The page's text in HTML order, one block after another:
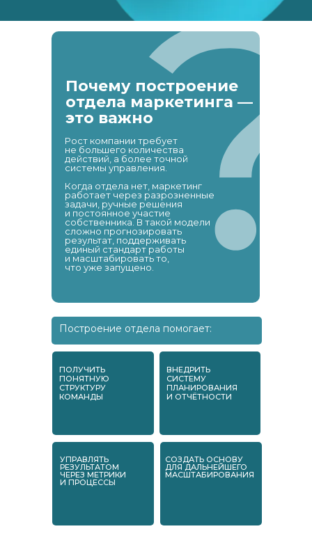
Почему построение
отдела маркетинга —
это важно
Рост компании требует
не большего количества
действий, а более точной
системы управления.
Когда отдела нет, маркетинг
работает через разрозненные
задачи, ручные решения
и постоянное участие
собственника. В такой модели
сложно прогнозировать
результат, поддерживать
единый стандарт работы
и масштабировать то,
что уже запущено.
ПОЛУЧИТЬ
ПОНЯТНУЮ
СТРУКТУРУ
КОМАНДЫ
УПРАВЛЯТЬ
РЕЗУЛЬТАТОМ
ЧЕРЕЗ МЕТРИКИ
И ПРОЦЕССЫ
СОЗДАТЬ ОСНОВУ
ДЛЯ ДАЛЬНЕЙШЕГО
МАСШТАБИРОВАНИЯ
ВНЕДРИТЬ
СИСТЕМУ
ПЛАНИРОВАНИЯ
И ОТЧЁТНОСТИ
Построение отдела помогает: